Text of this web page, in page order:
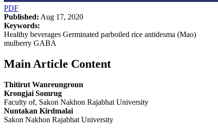
PDF
Published: Aug 17, 2020
Keywords:
Healthy beverages Germinated parboiled rice antidesma (Mao)
mulberry GABA
Main Article Content
Thitirut Wanreungroun
Krongjai Somrug
Faculty of, Sakon Nakhon Rajabhat University
Nuntakan Kirdmalai
Sakon Nakhon Rajabhat University